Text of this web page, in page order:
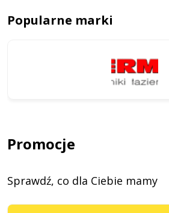
Popularne marki
Promocje
Sprawdź, co dla Ciebie mamy